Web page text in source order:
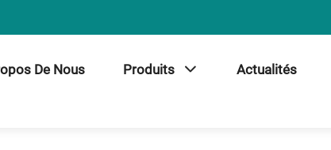
De Nous Produits Actualités